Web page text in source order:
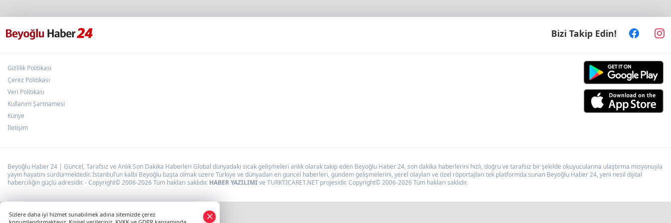
Bizi Takip Edin!
Gizlilik Politikası
Çerez Politikası
Veri Politikası
Kullanım Şartnamesi
Künye
İletişim
Beyoğlu Haber 24 | Güncel, Tarafsız ve Anlık Son Dakika Haberleri Global dünyadaki sıcak gelişmeleri anlık olarak takip eden Beyoğlu Haber 24, son dakika haberlerini hızlı, doğru ve tarafsız bir şekilde okuyucularına ulaştırma misyonuyla
yayın hayatını sürdürmektedir. İstanbul’un kalbi Beyoğlu başta olmak üzere Türkiye ve dünyadan en güncel haberleri, gündem gelişmelerini, yerel olayları ve özel röportajları tek platformda sunan Beyoğlu Haber 24, yeni nesil dijital
haberciliğin güçlü adresidir. - Copyright© 2006-2026 Tüm hakları saklıdır. HABER YAZILIMIve TURKTICARET.NET projesidir. Copyright© 2006-2026 Tüm hakları saklıdır.
Sizlere daha iyi hizmet sunabilmek adına sitemizde çerez
Whatsapp
×